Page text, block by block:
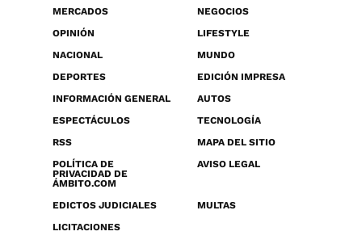
MERCADOS
NEGOCIOS
OPINIÓN
LIFESTYLE
NACIONAL
MUNDO
DEPORTES
EDICIÓN IMPRESA
INFORMACIÓN GENERAL
AUTOS
ESPECTÁCULOS
TECNOLOGÍA
RSS
MAPA DEL SITIO
POLÍTICA DE
PRIVACIDAD DE
ÁMBITO.COM
AVISO LEGAL
EDICTOS JUDICIALES
MULTAS
LICITACIONES